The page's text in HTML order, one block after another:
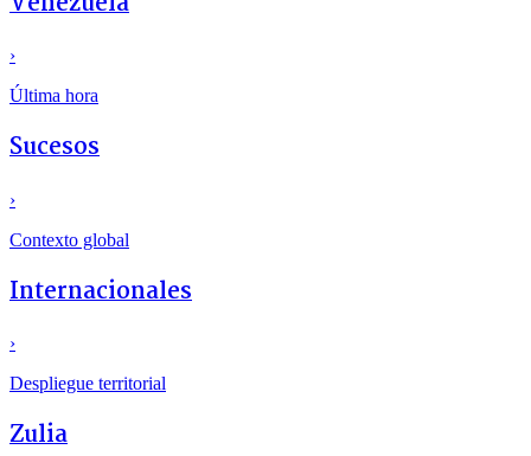
›
Última hora
Sucesos
›
Contexto global
Internacionales
›
Despliegue territorial
Zulia